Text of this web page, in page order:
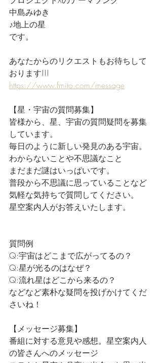
中島みゆき
♪地上の星
です。
あなたからのリクエストもお待ちして
おります!!!
https://www.fmito.com/message
【星・宇宙の質問募集】
皆様から、星、宇宙の質問疑問を募集
しています。
毎日のように新しい発見のある宇宙。
わからないことや不思議なこと
まだまだ謎はいっぱいです。
普段から不思議に思っていることなど
気軽な気持ちで質問してください。
星空案内人がお答えいたします。
質問例
Q:宇宙はどこまで広がってるの？
Q:星が光るのはなぜ？
Q:流れ星はどこから来るの？
などなど素朴な疑問を投げかけてくだ
さいね！
【メッセージ募集】
番組に対する意見や感想。星空案内人
の皆さんへのメッセージ